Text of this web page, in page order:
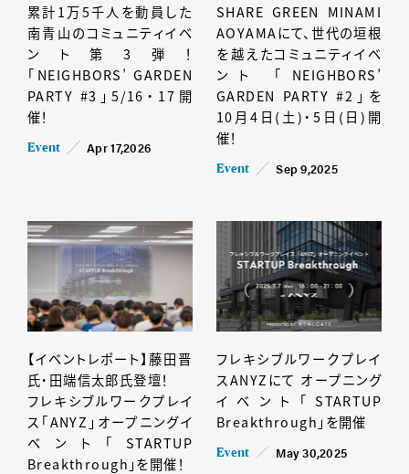
累計1万5千人を動員した
南青山のコミュニティイベ
ント第3弾！
「NEIGHBORS’ GARDEN
PARTY #3」5/16・17開
催！
Event Apr 17,2026
SHARE GREEN MINAMI
AOYAMAにて、世代の垣根
を越えたコミュニティイベ
ント 「NEIGHBORS’
GARDEN PARTY #2」を
10月4日(土)・5日(日)開
催！
Event Sep 9,2025
【イベントレポート】藤田晋
氏・田端信太郎氏登壇！
フレキシブルワークプレイ
ス「ANYZ」オープニングイ
ベント「STARTUP
Breakthrough」を開催！
フレキシブルワークプレイ
スANYZにて オープニング
イベント「STARTUP
Breakthrough」を開催
Event May 30,2025